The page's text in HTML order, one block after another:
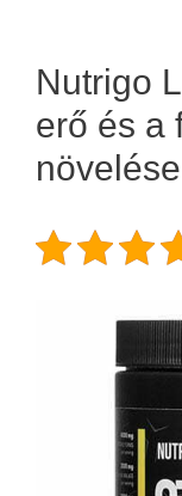
Nutrigo
erő és a
növelése